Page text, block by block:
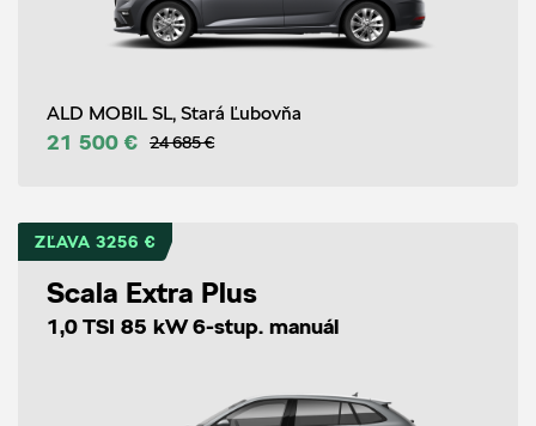
ALD MOBIL SL, Stará Ľubovňa
21 500 € 24 685 €
ZĽAVA 3256 €
Scala Extra Plus
1,0 TSI 85 kW 6-stup. manuál